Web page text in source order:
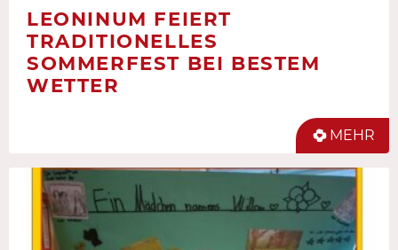
LEONINUM FEIERT
TRADITIONELLES
SOMMERFEST BEI BESTEM
WETTER
MEHR